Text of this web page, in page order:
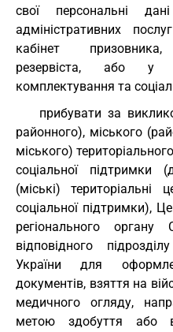
свої персональні
адміністративних
кабінет призовника,
резервіста, або у
комплектування та
прибувати за
районного), міського
міського)
соціальної підтримки
(міські) територіальні
соціальної підтримки),
регіонального органу
відповідного
України для
документів, взяття на
медичного огляду,
метою здобуття або